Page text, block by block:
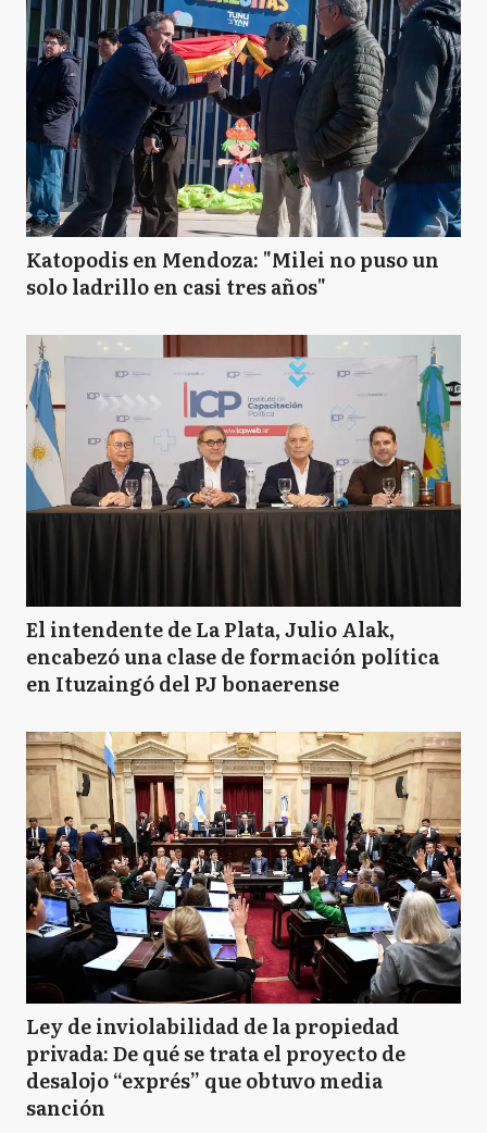
Katopodis en Mendoza: "Milei no puso un
solo ladrillo en casi tres años"
El intendente de La Plata, Julio Alak,
encabezó una clase de formación política
en Ituzaingó del PJ bonaerense
Ley de inviolabilidad de la propiedad
privada: De qué se trata el proyecto de
desalojo “exprés” que obtuvo media
sanción